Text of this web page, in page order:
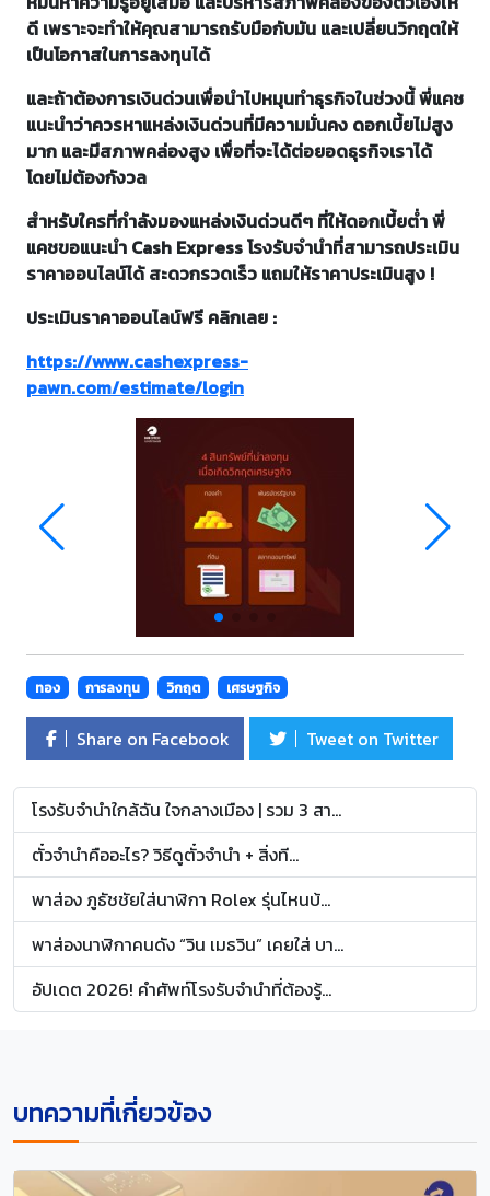
ดี เพราะจะทำให้คุณสามารถรับมือกับมัน และเปลี่ยนวิกฤตให้
เป็นโอกาสในการลงทุนได้
และถ้าต้องการเงินด่วนเพื่อนำไปหมุนทำธุรกิจในช่วงนี้ พี่แคช
แนะนำว่าควรหาแหล่งเงินด่วนที่มีความมั่นคง ดอกเบี้ยไม่สูง
มาก และมีสภาพคล่องสูง เพื่อที่จะได้ต่อยอดธุรกิจเราได้
โดยไม่ต้องกังวล
สำหรับใครที่กำลังมองแหล่งเงินด่วนดีๆ ที่ให้ดอกเบี้ยต่ำ พี่
แคชขอแนะนำ Cash Express โรงรับจำนำที่สามารถประเมิน
ราคาออนไลน์ได้ สะดวกรวดเร็ว แถมให้ราคาประเมินสูง !
ประเมินราคาออนไลน์ฟรี คลิกเลย :
https://www.cashexpress-
pawn.com/estimate/login
ทอง การลงทุน วิกฤต เศรษฐกิจ
Share on Facebook Tweet on Twitter
โรงรับจำนำใกล้ฉัน ใจกลางเมือง | รวม 3 สา...
ตั๋วจำนำคืออะไร? วิธีดูตั๋วจำนำ + สิ่งที...
พาส่อง ภูธัชชัยใส่นาฬิกา Rolex รุ่นไหนบ้...
พาส่องนาฬิกาคนดัง “วิน เมธวิน” เคยใส่ บา...
อัปเดต 2026! คำศัพท์โรงรับจำนำที่ต้องรู้...
บทความที่เกี่ยวข้อง